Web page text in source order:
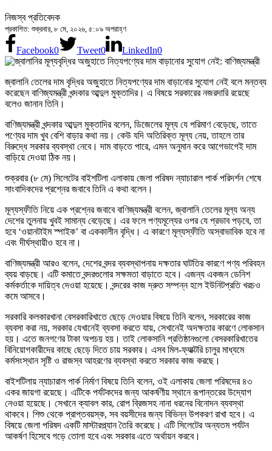
নিজস্ব প্রতিবেদক
প্রকাশিত: শুক্রবার, ৮ মে, ২০২৬, ৫:০৯ অপরাহ্ণ
Facebook0 Tweet0 LinkedIn0
জ্বালানি তেলের দাম বৃদ্ধির অজুহাতে নিত্যপণ্যের দাম বাড়ানোর সুযোগ নেই বলে মন্তব্য
করেছেন বাণিজ্যমন্ত্রী খন্দকার আব্দুল মুক্তাদির। এ বিষয়ে সরকারের নজরদারি রয়েছে
বলেও জানান তিনি।
বাণিজ্যমন্ত্রী খন্দকার আব্দুল মুক্তাদির বলেন, ডিজেলের মূল্য যে পরিমাণ বেড়েছে, তাতে
পণ্যের দাম খুব বেশি বাড়ার কথা নয়। কেউ যদি অতিরিক্ত মূল্য নেয়, তাহলে তার
বিরুদ্ধে সরকার ব্যবস্থা নেবে। দাম বাড়তে পারে, এমন অনুমান করে আগেভাগেই দাম
বাড়িয়ে দেওয়া ঠিক নয়।
শুক্রবার (৮ মে) সিলেটের বাইশটিলা এলাকায় জেলা পরিষদ ন্যাচারাল পার্ক পরিদর্শন শেষে
সাংবাদিকদের প্রশ্নের জবাবে তিনি এ কথা বলেন।
মূল্যস্ফীতি নিয়ে এক প্রশ্নের জবাবে বাণিজ্যমন্ত্রী বলেন, জ্বালানি তেলের মূল্য অন্য
দেশের তুলনায় খুবই সামান্য বেড়েছে। এর ফলে পণ্যমূল্যের ওপর যে প্রভাব পড়বে, তা
হবে ‘ওয়ানটাইম স্পাইক’ বা এককালীন বৃদ্ধি। এ কারণে মূল্যস্ফীতি অস্বাভাবিক হবে না
এবং দীর্ঘস্থায়ীও হবে না।
বাণিজ্যমন্ত্রী আরও বলেন, দেশের বন্দর ব্যবস্থাপনায় দক্ষতার ঘাটতির কারণে পণ্য পরিবহন
ব্যয় বাড়ছে। এটি কমাতে বন্দরগুলোর সক্ষমতা বাড়াতে হবে। এজন্য একজন ডেনিশ
কর্মকর্তাকে দায়িত্ব দেওয়া হয়েছে। বন্দরের কাজ দ্রুত সম্পন্ন হলে ইউনিটপ্রতি খরচও
কমে আসবে।
সরকারি কলকারখানা বেসরকারিখাতে ছেড়ে দেওয়ার বিষয়ে তিনি বলেন, সরকারের কাজ
ব্যবসা করা নয়, সরকার যেখানেই ব্যবসা করতে যায়, সেখানেই অদক্ষতার কারণে লোকসান
হয়। এতে জনগণের টাকা অপচয় হয়। তাই লোকসানি প্রতিষ্ঠানগুলো বেসরকারিখাতের
বিনিয়োগকারীদের কাছে ছেড়ে দিতে চায় সরকার। এসব মিল-ফ্যাক্টরি চালুর মাধ্যমে
কর্মসংস্থান সৃষ্টি ও রাজস্ব আহরণের ব্যবস্থা করতে সরকার কাজ করছে।
বাইশটিলায় ন্যাচারাল পার্ক নির্মাণ বিষয়ে তিনি বলেন, ওই এলাকায় জেলা পরিষদের ৪৩
একর জায়গা রয়েছে। এটিকে পর্যটকদের জন্য আকর্ষণীয় স্থানে রূপান্তরের উদ্যোগ
নেওয়া হয়েছে। সেখানে ক্যাবল কার, রোপ ব্রিজসহ নানা ধরনের বিনোদন ব্যবস্থা
থাকবে। শিশু থেকে প্রাপ্তবয়স্ক, সব বয়সীদের জন্য বিভিন্ন উপকরণ রাখা হবে। এ
বিষয়ে জেলা পরিষদ একটি মাস্টারপ্ল্যান তৈরি করেছে। এটি সিলেটের অন্যতম পর্যটন
আকর্ষণ হিসেবে গড়ে তোলা হবে এবং সরকার এতে অর্থায়ন করবে।